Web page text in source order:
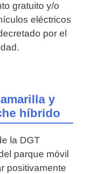
gratuito y/o
eléctricos
por el
y
híbrido
la DGT
parque móvil
positivamente